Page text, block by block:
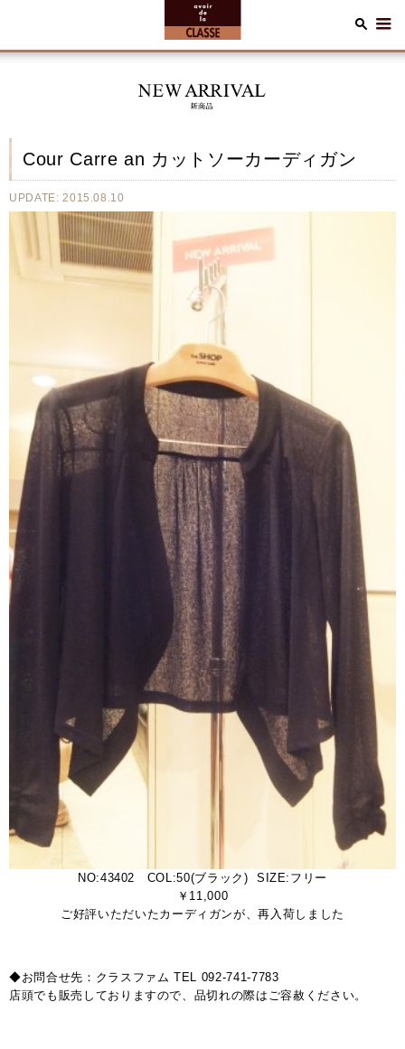
Cour Carre an カットソーカーディガン
UPDATE: 2015.08.10
NO:43402 COL:50(ブラック) SIZE:フリー
￥11,000
ご好評いただいたカーディガンが、再入荷しました
◆お問合せ先：クラスファム TEL 092-741-7783
店頭でも販売しておりますので、品切れの際はご容赦ください。